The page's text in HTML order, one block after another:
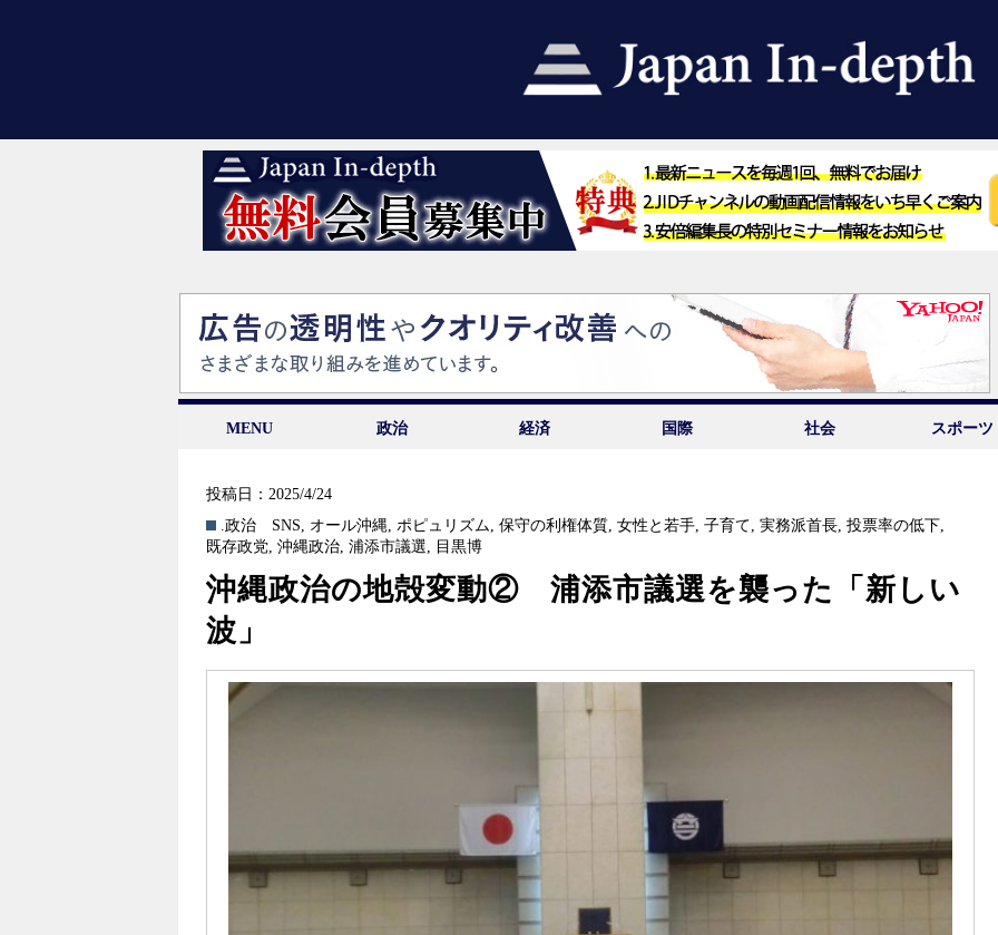
MENU 政治 経済 国際 社会 スポーツ
投稿日：2025/4/24
.政治
SNS, オール沖縄,ポピュリズム,保守の利権体質,女性と若手,子育て,実務派首長,投票率の低下,
既存政党, 沖縄政治, 浦添市議選, 目黒博
沖縄政治の地殻変動② 浦添市議選を襲った「新しい
波」